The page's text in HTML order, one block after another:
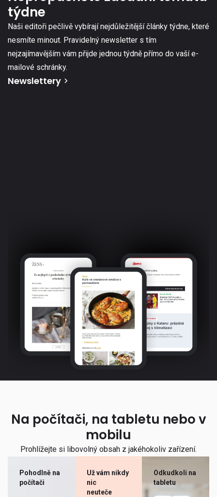
týdne
Naši editoři pečlivě vybírají nejdůležitější články týdne, které
nesmíte minout. Pravidelný newsletter s tím
nejzajímavějším vám přijde jednou týdně přímo do vaší e-
mailové schránky.
Newslettery
Na počítači, na tabletu nebo v
mobilu
Prohlížejte si libovolný obsah z jakéhokoliv zařízení.
Pohodlně na
počítači
Už vám nikdy
nic
neuteče
Odkudkoli na
tabletu